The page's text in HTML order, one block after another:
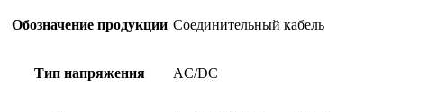
Обозначение продукции Соединительный кабель
Тип напряжения AC/DC